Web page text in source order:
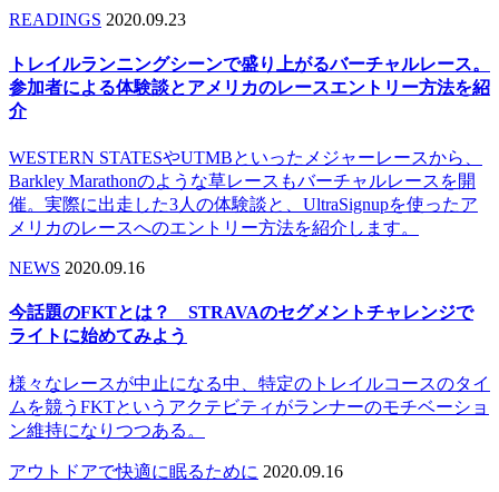
READINGS 2020.09.23
トレイルランニングシーンで盛り上がるバーチャルレース。
参加者による体験談とアメリカのレースエントリー方法を紹
介
WESTERN STATESやUTMBといったメジャーレースから、
Barkley Marathonのような草レースもバーチャルレースを開
催。実際に出走した3人の体験談と、UltraSignupを使ったア
メリカのレースへのエントリー方法を紹介します。
NEWS 2020.09.16
今話題のFKTとは？ STRAVAのセグメントチャレンジで
ライトに始めてみよう
様々なレースが中止になる中、特定のトレイルコースのタイ
ムを競うFKTというアクテビティがランナーのモチベーショ
ン維持になりつつある。
アウトドアで快適に眠るために 2020.09.16